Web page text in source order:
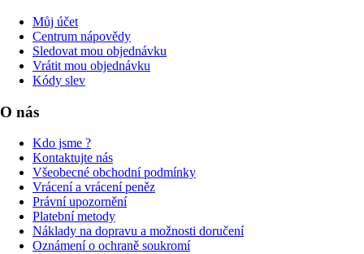
Můj účet
Centrum nápovědy
Sledovat mou objednávku
Vrátit mou objednávku
Kódy slev
O nás
Kdo jsme ?
Kontaktujte nás
Všeobecné obchodní podmínky
Vrácení a vrácení peněz
Právní upozornění
Platební metody
Náklady na dopravu a možnosti doručení
Oznámení o ochraně soukromí